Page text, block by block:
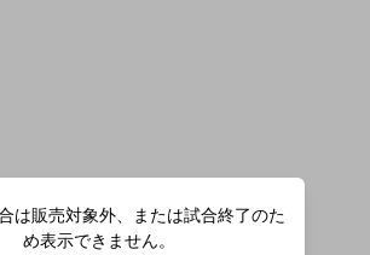
は販売対象外、または試合終了のた
め表示できません。